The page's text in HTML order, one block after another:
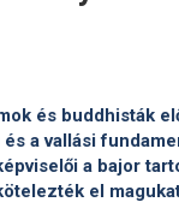
és buddhisták
a vallási
a bajor
el